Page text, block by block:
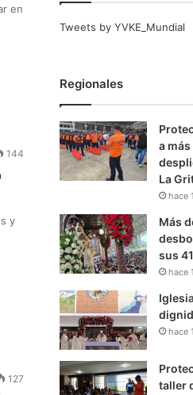
en
144
y
127
Tweets by YVKE_Mundial
Regionales
a
La
hace
Más
sus
hace
hace
taller